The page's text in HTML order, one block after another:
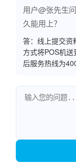
用户@张先生
久能用上？
答：线上提交资
方式将POS机
后服务热线为